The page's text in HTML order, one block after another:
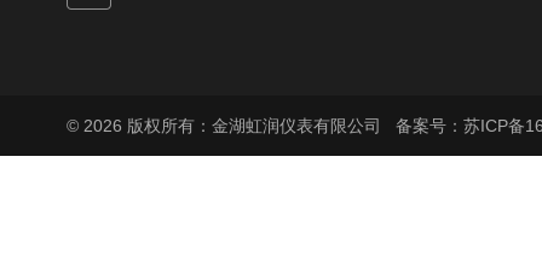
© 2026 版权所有：金湖虹润仪表有限公司 备案号：苏ICP备